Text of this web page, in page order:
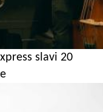
slavi 20